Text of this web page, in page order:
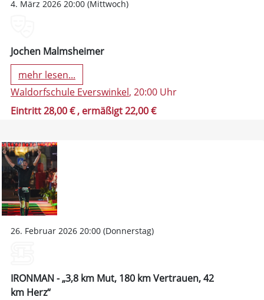
4. März 2026 20:00 (Mittwoch)
Jochen Malmsheimer
mehr lesen...
Waldorfschule Everswinkel, 20:00 Uhr
Eintritt 28,00 €, ermäßigt 22,00 €
26. Februar 2026 20:00 (Donnerstag)
IRONMAN - „3,8 km Mut, 180 km Vertrauen, 42
km Herz“